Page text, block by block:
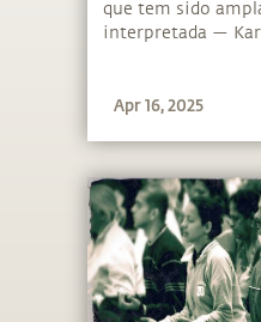
que tem sido
interpretada —
Apr 16, 2025